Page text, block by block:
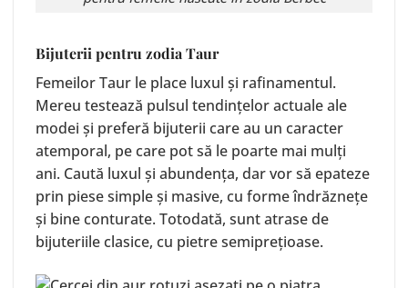
Bijuterii pentru zodia Taur
Femeilor Taur le place luxul și rafinamentul.
Mereu testează pulsul tendințelor actuale ale
modei și preferă bijuterii care au un caracter
atemporal, pe care pot să le poarte mai mulți
ani. Caută luxul și abundența, dar vor să epateze
prin piese simple și masive, cu forme îndrăznețe
și bine conturate. Totodată, sunt atrase de
bijuteriile clasice, cu pietre semiprețioase.